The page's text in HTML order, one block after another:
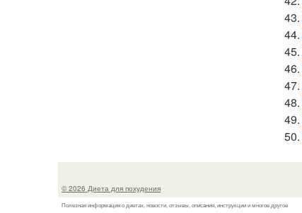
43.
44.
45.
46.
47.
48.
49.
50.
© 2026 Диета для похудения
Полезная информация о диетах, новости, отзывы, описания, инструкции и многое другое